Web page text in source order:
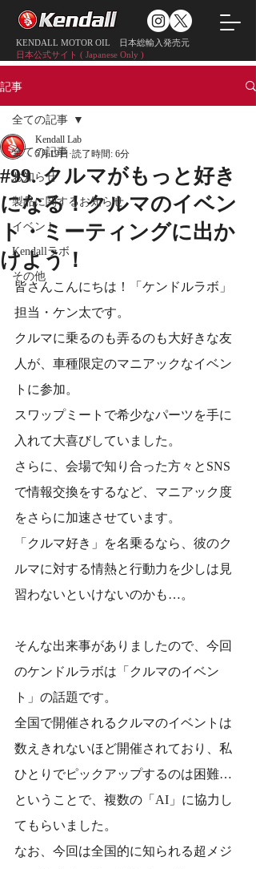
KENDALL MOTOR OIL 日本総輸入発売元
日本公式サイト ( Japanese Only )
記事
全ての記事
お知らせ
製品に関するお知らせ
イベント
Kendallラボ
その他
全ての記事
#99. クルマがもっと好き
になる！クルマのイベン
ト・ミーティングに出か
けよう！
Kendall Lab
5月19日 読了時間: 6分
皆さんこんにちは！「ケンドルラボ」
担当・ケン太です。
クルマに乗るのも弄るのも大好きな友
人が、車種限定のマニアックなイベン
トに参加。
スワップミートで希少なパーツを手に
入れて大喜びしていました。
さらに、会場で知り合った方々とSNS
で情報交換をするなど、マニアック度
をさらに加速させています。
「クルマ好き」を名乗るなら、彼のク
ルマに対する情熱と行動力を少しは見
習わないといけないのかも…。
そんな出来事がありましたので、今回
のケンドルラボは「クルマのイベン
ト」の話題です。
全国で開催されるクルマのイベントは
数えきれないほど開催されており、私
ひとりでピックアップするのは困難…
ということで、複数の「AI」に協力し
てもらいました。
なお、今回は全国的に知られる超メジ